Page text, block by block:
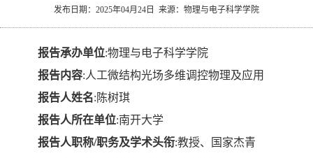
究
文
生
长
发布日期：2025年04月24日 来源：物理与电子科学学院
报告承办单位:物理与电子科学学院
报告内容:人工微结构光场多维调控物理及应用
报告人姓名: 陈树琪
报告人所在单位:南开大学
报告人职称/职务及学术头衔:教授、国家杰青